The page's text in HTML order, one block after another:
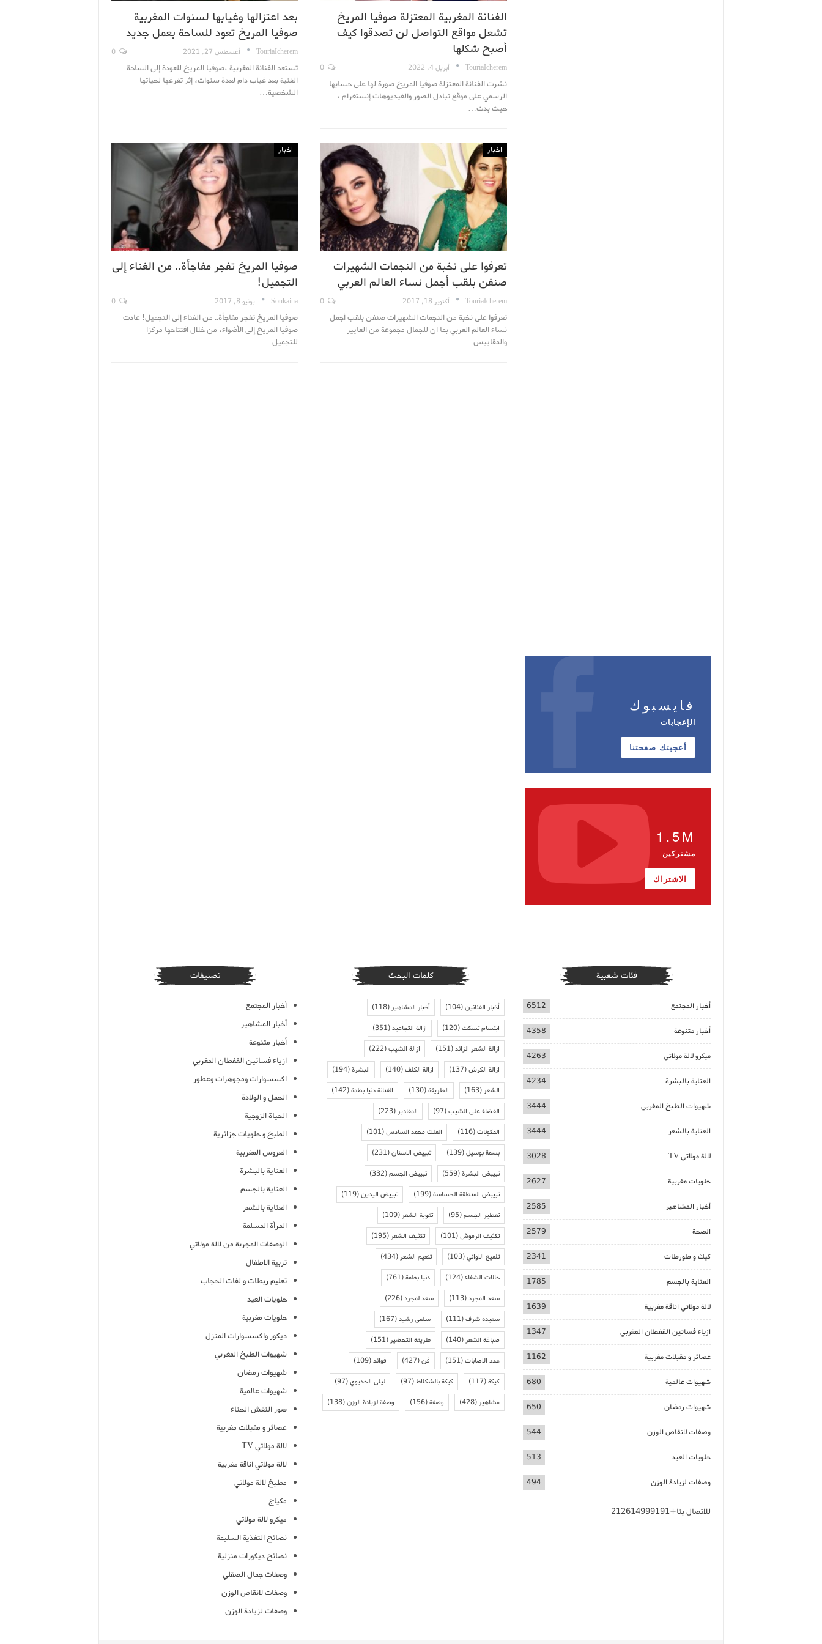
الفنانة المغربية المعتزلة صوفيا المريخ
تشعل مواقع التواصل لن تصدقوا كيف
أصبح شكلها
TouriaIcherem أبريل 4, 2022
نشرت الفنانة المعتزلة صوفيا المريخ صورة لها على حسابها
الرسمي على موقع تبادل الصور والفيديوهات إنستغرام ،
حيث بدت…
بعد اعتزالها وغيابها لسنوات المغربية
صوفيا المريخ تعود للساحة بعمل جديد
TouriaIcherem أغسطس 27, 2021
تستعد الفنانة المغربية ،صوفيا المريخ للعودة إلى الساحة
الفنية بعد غياب دام لعدة سنوات، إثر تفرغها لحياتها
الشخصية…
اخبار
تعرفوا على نخبة من النجمات الشهيرات
صنفن بلقب أجمل نساء العالم العربي
TouriaIcherem أكتوبر 18, 2017
تعرفوا على نخبة من النجمات الشهيرات صنفن بلقب أجمل
نساء العالم العربي بما ان للجمال مجموعة من العايير
والمقاييس…
اخبار
صوفيا المريخ تفجر مفاجأة.. من الغناء إلى
التجميل!
Soukaina يونيو 8, 2017
صوفيا المريخ تفجر مفاجأة.. من الغناء إلى التجميل! عادت
صوفيا المريخ إلى الأضواء، من خلال افتتاحها مركزا
للتجميل…
فايسبوك
الإعجابات
أعجبتك صفحتنا
1.5M
مشتركين
الاشتراك
فئات شعبية
أخبار المجتمع 6512
أخبار متنوعة 4358
ميكرو لالة مولاتي 4263
العناية بالبشرة 4234
شهيوات الطبخ المغربي 3444
العناية بالشعر 3444
لالة مولاتي TV 3028
حلويات مغربية 2627
أخبار المشاهير 2585
الصحة 2579
كيك و طورطات 2341
العناية بالجسم 1785
لالة مولاتي اناقة مغربية 1639
ازياء فساتين القفطان المغربي 1347
عصائر و مقبلات مغربية 1162
شهيوات عالمية 680
شهيوات رمضان 650
وصفات لانقاص الوزن 544
حلويات العيد 513
وصفات لزيادة الوزن 494
للاتصال بنا+212614999191
كلمات البحث
أخبار الفنانين(104) أخبار المشاهير(118)
ابتسام تسكت(120) ازالة التجاعيد(351)
ازالة الشعر الزائد(151) ازالة الشيب(222)
ازالة الكرش(137) ازالة الكلف(140) البشرة(194)
الشعر(163) الطريقة(130) الفنانة دنيا بطمة(142)
القضاء على الشيب(97) المقادير(223)
المكونات(116) الملك محمد السادس(101)
بسمة بوسيل(139) تبييض الاسنان(231)
تبييض البشرة(559) تبييض الجسم(332)
تبييض المنطقة الحساسة(199) تبييض اليدين(119)
تعطير الجسم(95) تقوية الشعر(109)
تكثيف الرموش(101) تكثيف الشعر(195)
تلميع الاواني(103) تنعيم الشعر(434)
حالات الشفاء(124) دنيا بطمة(761)
سعد المجرد(113) سعد لمجرد(226)
سعيدة شرف(111) سلمى رشيد(167)
صباغة الشعر(140) طريقة التحضير(151)
عدد الاصابات(151) فن(427) فوائد(109)
كيكة(117) كيكة بالشكلاط(97) ليلى الحديوي(97)
مشاهير(428) وصفة(156) وصفة لزيادة الوزن(138)
تصنيفات
أخبار المجتمع
أخبار المشاهير
أخبار متنوعة
ازياء فساتين القفطان المغربي
اكسسوارات ومجوهرات وعطور
الحمل و الولادة
الحياة الزوجية
الطبخ و حلويات جزائرية
العروس المغربية
العناية بالبشرة
العناية بالجسم
العناية بالشعر
المرأة المسلمة
الوصفات المجربة من لالة مولاتي
تربية الاطفال
تعليم ربطات و لفات الحجاب
حلويات العيد
حلويات مغربية
ديكور واكسسوارات المنزل
شهيوات الطبخ المغربي
شهيوات رمضان
شهيوات عالمية
صور النقش الحناء
عصائر و مقبلات مغربية
لالة مولاتي TV
لالة مولاتي اناقة مغربية
مطبخ لالة مولاتي
مكياج
ميكرو لالة مولاتي
نصائح التغذية السليمة
نصائح ديكورات منزلية
وصفات جمال الصقلي
وصفات لانقاص الوزن
وصفات لزيادة الوزن